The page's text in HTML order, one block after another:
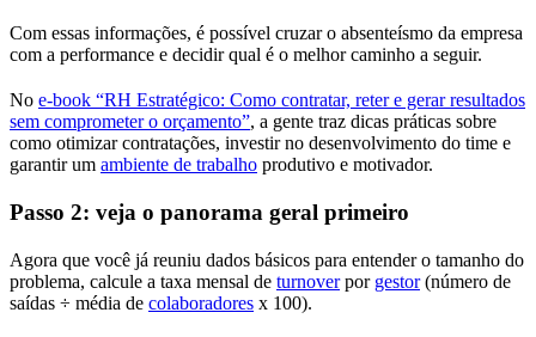
Com essas informações, é possível cruzar o absenteísmo da empresa
com a performance e decidir qual é o melhor caminho a seguir.​
No e-book “RH Estratégico: Como contratar, reter e gerar resultados
sem comprometer o orçamento”, a gente traz dicas práticas sobre
como otimizar contratações, investir no desenvolvimento do time e
garantir um ambiente de trabalho produtivo e motivador.
Passo 2: veja o panorama geral primeiro
Agora que você já reuniu dados básicos para entender o tamanho do
problema, calcule a taxa mensal de turnoverpor gestor(número de
saídas ÷ média de colaboradores x 100).